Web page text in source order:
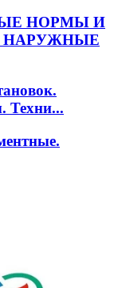
НОРМЫ И
НАРУЖНЫЕ
Техни...